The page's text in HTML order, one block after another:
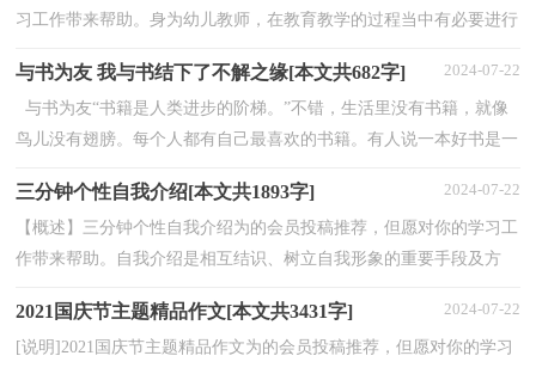
习工作带来帮助。身为幼儿教师，在教育教学的过程当中有必要进行
与书为友 我与书结下了不解之缘[本文共682字] 2024-07-22
与书为友“书籍是人类进步的阶梯。”不错，生活里没有书籍，就像
鸟儿没有翅膀。每个人都有自己最喜欢的书籍。有人说一本好书是一
三分钟个性自我介绍[本文共1893字] 2024-07-22
【概述】三分钟个性自我介绍为的会员投稿推荐，但愿对你的学习工
作带来帮助。自我介绍是相互结识、树立自我形象的重要手段及方
2021国庆节主题精品作文[本文共3431字] 2024-07-22
[说明]2021国庆节主题精品作文为的会员投稿推荐，但愿对你的学习